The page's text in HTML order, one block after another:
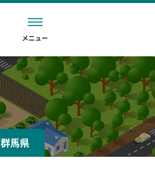
メニュー
群馬県